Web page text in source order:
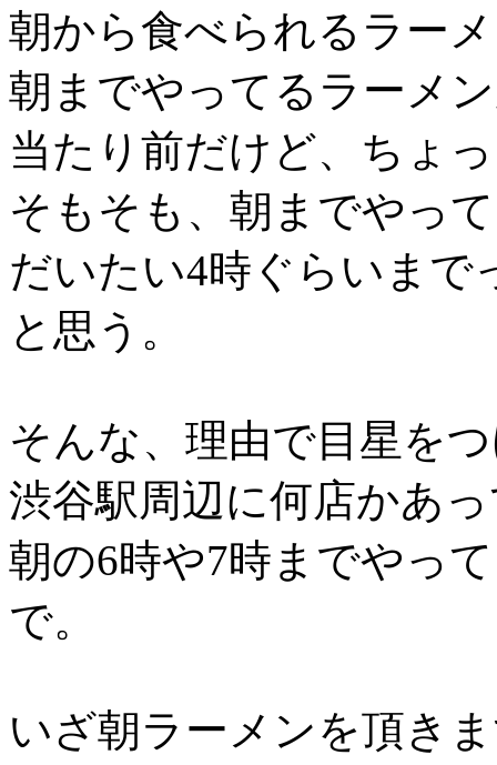
朝から食べられるラー
朝までやってるラーメ
当たり前だけど、ちょ
そもそも、朝までやっ
だいたい4時ぐらいまで
と思う。
そんな、理由で目星を
渋谷駅周辺に何店かあ
朝の6時や7時までやっ
で。
いざ朝ラーメンを頂き